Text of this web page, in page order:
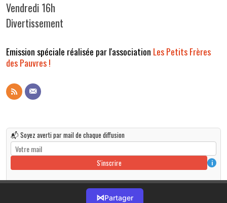
Vendredi 16h
Divertissement
Emission spéciale réalisée par l'association Les Petits Frères
des Pauvres !
📬 Soyez averti par mail de chaque diffusion
S'inscrire i
⋈Partager